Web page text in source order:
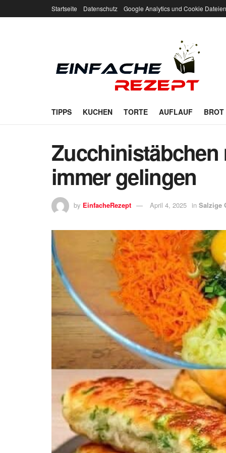
Startseite Datenschutz Google Analytics und Cookie Dateien
TIPPS KUCHEN TORTE AUFLAUF BROT
immer gelingen
by EinfacheRezept April 4, 2025 in Salzige